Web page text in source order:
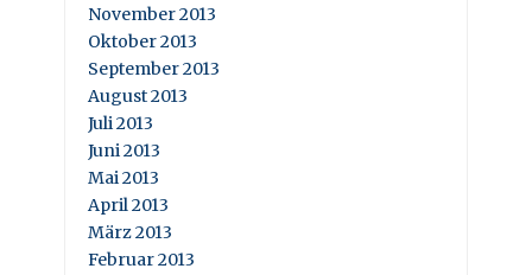
November 2013
Oktober 2013
September 2013
August 2013
Juli 2013
Juni 2013
Mai 2013
April 2013
März 2013
Februar 2013